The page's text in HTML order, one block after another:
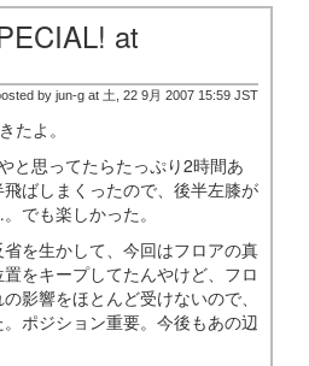
at
by jun-g at 土, 22 9月 2007 15:59 JST
たよ。
と思ってたらたっぷり2時間あ
ばしまくったので、後半左膝が
でも楽しかった。
を生かして、今回はフロアの真
をキープしてたんやけど、フロ
影響をほとんど受けないので、
ポジション重要。今後もあの辺